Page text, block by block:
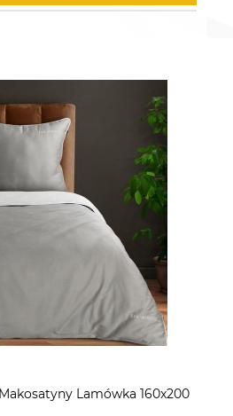
Lamówka 160x200